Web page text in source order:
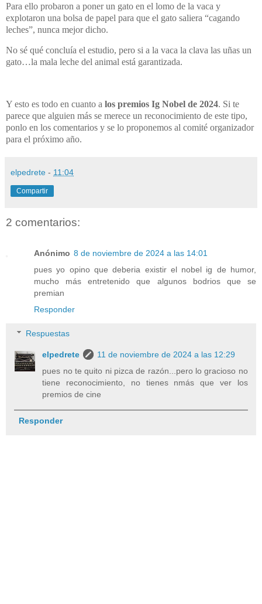
Para ello probaron a poner un gato en el lomo de la vaca y
explotaron una bolsa de papel para que el gato saliera “cagando
leches”, nunca mejor dicho.
No sé qué concluía el estudio, pero si a la vaca la clava las uñas un
gato…la mala leche del animal está garantizada.
Y esto es todo en cuanto a los premios Ig Nobel de 2024. Si te
parece que alguien más se merece un reconocimiento de este tipo,
ponlo en los comentarios y se lo proponemos al comité organizador
para el próximo año.
elpedrete - 11:04
Compartir
2 comentarios:
Anónimo 8 de noviembre de 2024 a las 14:01
pues yo opino que deberia existir el nobel ig de humor,
mucho más entretenido que algunos bodrios que se
premian
Responder
Respuestas
elpedrete
11 de noviembre de 2024 a las 12:29
pues no te quito ni pizca de razón...pero lo gracioso no
tiene reconocimiento, no tienes nmás que ver los
premios de cine
Responder